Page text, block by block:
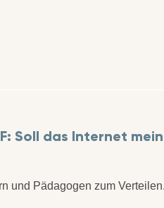
Soll das Internet
und Pädagogen zum Verteilen.